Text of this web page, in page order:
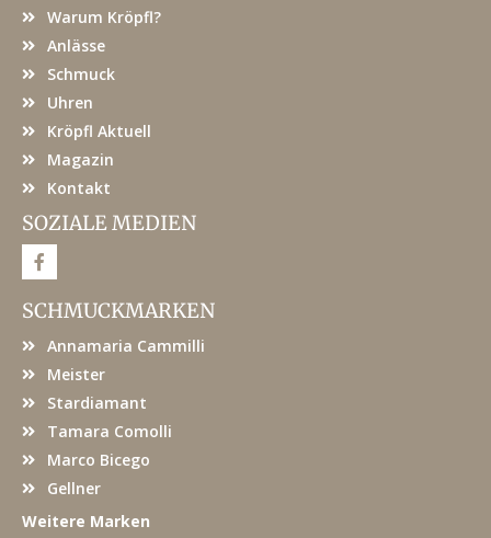
Warum Kröpfl?
Anlässe
Schmuck
Uhren
Kröpfl Aktuell
Magazin
Kontakt
SOZIALE MEDIEN
F
a
e
b
o
SCHMUCKMARKEN
Annamaria Cammilli
Meister
Stardiamant
Tamara Comolli
Marco Bicego
Gellner
Weitere Marken